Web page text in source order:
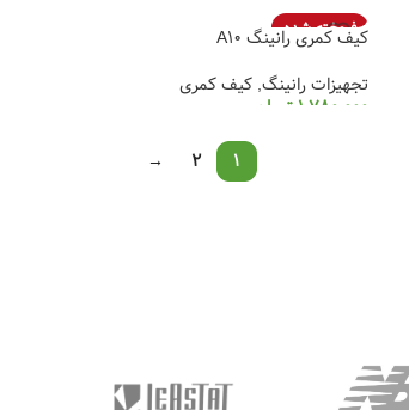
انتخاب گزینه ها
فروخته شده
کیف کمری رانینگ A10
تجهیزات رانینگ, کیف کمری
1,780,000 تومان
1
2
→